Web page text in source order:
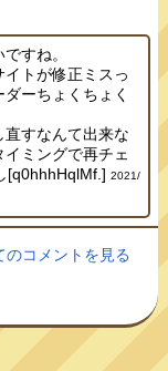
すね。
トが修正ミスっ
ーちょくちょく
すなんて出来な
ミングで再チェ
[q0hhhHqlMf.] 2021/
のコメントを見る